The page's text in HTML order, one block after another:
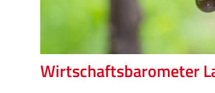
Wirtschaftsbarometer